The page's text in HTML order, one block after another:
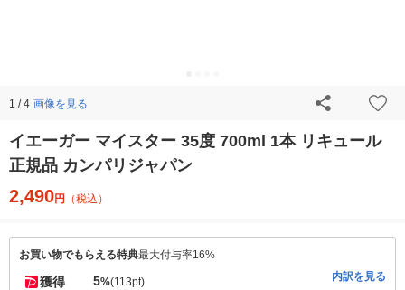
1 / 4 画像を見る
イエーガー マイスター 35度 700ml 1本 リキュール
正規品 カンパリジャパン
2,490円 （税込）
お買い物でもらえる特典最大付与率16%
獲得 5%(113pt) 内訳を見る